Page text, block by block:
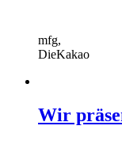
mfg,
DieKakao
Wir